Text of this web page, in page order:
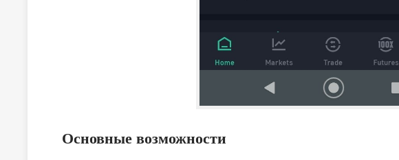
Основные возможности